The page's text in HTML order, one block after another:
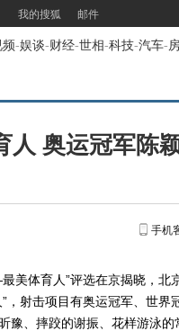
我的搜狐 邮件
频-娱谈-财经-世相-科技-汽车-
人 奥运冠军陈
手机
体育人”评选在京揭晓，北
，射击项目有奥运冠军、世界
豫、摔跤的谢振、花样游泳